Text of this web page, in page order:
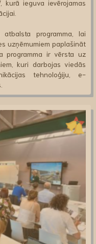
kurā ieguva ievērojamas
programma, lai
uzņēmumiem paplašināt
programma ir vērsta uz
kuri darbojas viedās
tehnoloģiju, e-